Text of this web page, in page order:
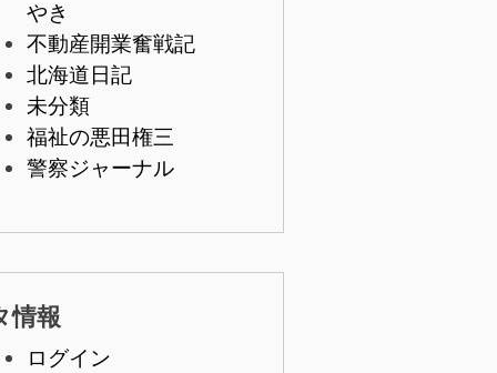
やき
不動産開業奮戦記
北海道日記
未分類
福祉の悪田権三
警察ジャーナル
情報
ログイン